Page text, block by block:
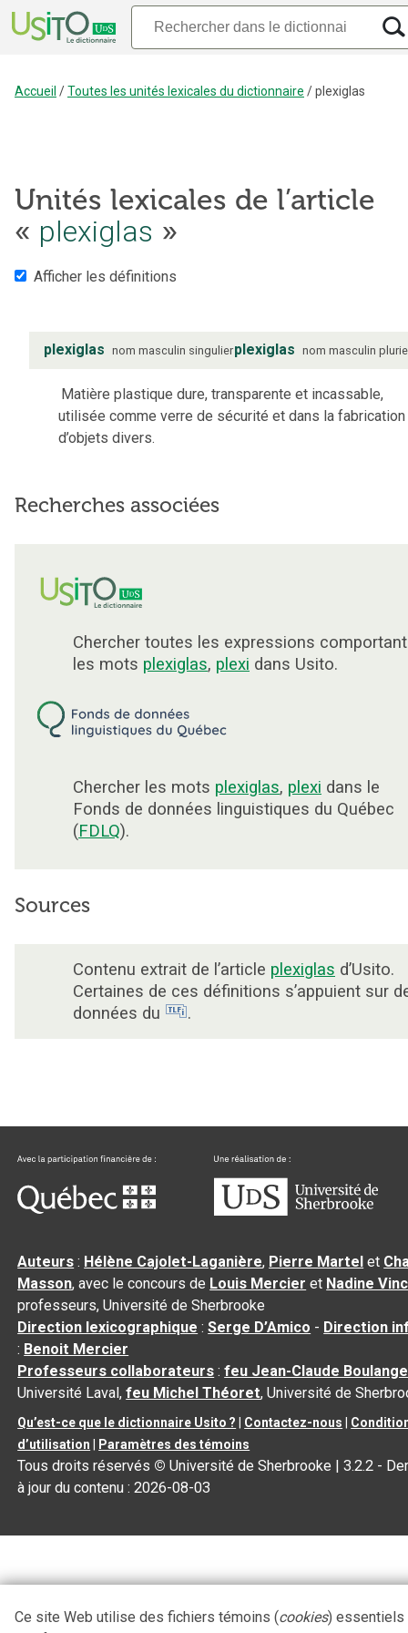
Accueil /Toutes les unités lexicales du dictionnaire /plexiglas
Unités lexicales de l’article
« plexiglas »
Afficher les définitions
plexiglas nom masculin singulierplexiglas nom masculin
Matière plastique dure, transparente et incassable,
utilisée comme verre de sécurité et dans la fabrication
d’objets divers.
Recherches associées
Chercher toutes les expressions comportant
les mots plexiglas, plexi dans Usito.
Chercher les mots plexiglas, plexi dans le
Fonds de données linguistiques du Québec
(FDLQ).
Sources
Contenu extrait de l’article plexiglas d’Usito.
Certaines de ces définitions s’appuient sur
données du
.
Auteurs : Hélène Cajolet-Laganière, Pierre Martel et
Masson, avec le concours de Louis Mercier et Nadine
professeurs, Université de Sherbrooke
Direction lexicographique :Serge D’Amico - Direction
: Benoit Mercier
Professeurs collaborateurs :feu Jean-Claude
Université Laval,feu Michel Théoret, Université de
Qu’est-ce que le dictionnaire Usito ? Contactez-nous
d’utilisation
Paramètres des témoins
Tous droits réservés © Université de Sherbrooke |3.2.2 -
à jour du contenu :2026-08-03
Ce site Web utilise des fichiers témoins (cookies) essentiels